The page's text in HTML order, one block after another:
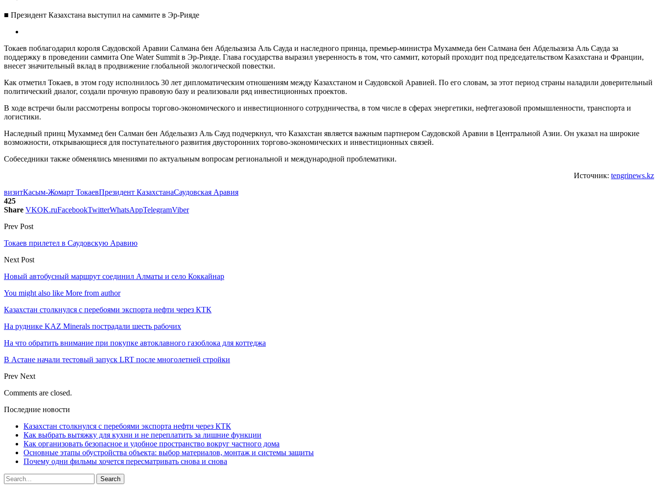
■ Президент Казахстана выступил на саммите в Эр-Рияде
Токаев поблагодарил короля Саудовской Аравии Салмана бен Абдельазиза Аль Сауда и наследного принца, премьер-министра Мухаммеда бен Салмана бен Абдельазиза Аль Сауда за
поддержку в проведении саммита One Water Summit в Эр-Рияде. Глава государства выразил уверенность в том, что саммит, который проходит под председательством Казахстана и Франции,
внесет значительный вклад в продвижение глобальной экологической повестки.
Как отметил Токаев, в этом году исполнилось 30 лет дипломатическим отношениям между Казахстаном и Саудовской Аравией. По его словам, за этот период страны наладили доверительный
политический диалог, создали прочную правовую базу и реализовали ряд инвестиционных проектов.
В ходе встречи были рассмотрены вопросы торгово-экономического и инвестиционного сотрудничества, в том числе в сферах энергетики, нефтегазовой промышленности, транспорта и
логистики.
Наследный принц Мухаммед бен Салман бен Абдельазиз Аль Сауд подчеркнул, что Казахстан является важным партнером Саудовской Аравии в Центральной Азии. Он указал на широкие
возможности, открывающиеся для поступательного развития двусторонних торгово-экономических и инвестиционных связей.
Собеседники также обменялись мнениями по актуальным вопросам региональной и международной проблематики.
Источник: tengrinews.kz
визитКасым-Жомарт ТокаевПрезидент КазахстанаСаудовская Аравия
425
Share VKOK.ruFacebookTwitterWhatsAppTelegramViber
Prev Post
Токаев прилетел в Саудовскую Аравию
Next Post
Новый автобусный маршрут соединил Алматы и село Коккайнар
You might also like More from author
Казахстан столкнулся с перебоями экспорта нефти через КТК
На руднике KAZ Minerals пострадали шесть рабочих
На что обратить внимание при покупке автоклавного газоблока для коттеджа
В Астане начали тестовый запуск LRT после многолетней стройки
Prev Next
Comments are closed.
Последние новости
Казахстан столкнулся с перебоями экспорта нефти через КТК
Как выбрать вытяжку для кухни и не переплатить за лишние функции
Как организовать безопасное и удобное пространство вокруг частного дома
Основные этапы обустройства объекта: выбор материалов, монтаж и системы защиты
Почему одни фильмы хочется пересматривать снова и снова